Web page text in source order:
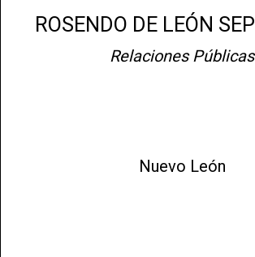
ROSENDO DE LEÓN
Relaciones Públicas
Nuevo León